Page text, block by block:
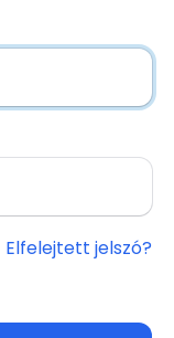
Elfelejtett jelszó?